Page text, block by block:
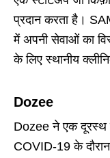
प्रदान करता है।
में अपनी सेवाओं का
के लिए स्थानीय
Dozee
Dozee ने एक दूरस्थ
COVID-19 के